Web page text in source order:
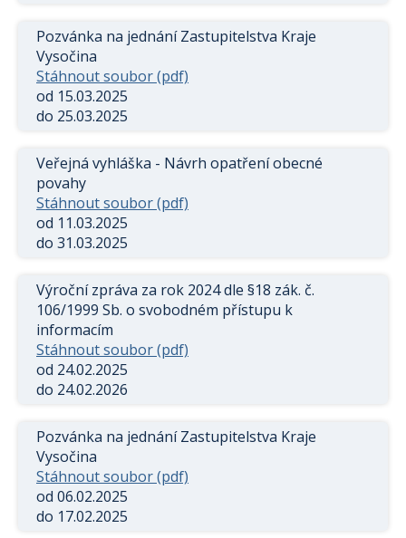
Pozvánka na jednání Zastupitelstva Kraje
Vysočina
Stáhnout soubor (pdf)
od 15.03.2025
do 25.03.2025
Veřejná vyhláška - Návrh opatření obecné
povahy
Stáhnout soubor (pdf)
od 11.03.2025
do 31.03.2025
Výroční zpráva za rok 2024 dle §18 zák. č.
106/1999 Sb. o svobodném přístupu k
informacím
Stáhnout soubor (pdf)
od 24.02.2025
do 24.02.2026
Pozvánka na jednání Zastupitelstva Kraje
Vysočina
Stáhnout soubor (pdf)
od 06.02.2025
do 17.02.2025